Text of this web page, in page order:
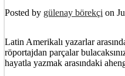
Posted by gülenay börekçi on
Latin Amerikalı yazarlar
röportajdan parçalar
hayatla yazmak arasındaki